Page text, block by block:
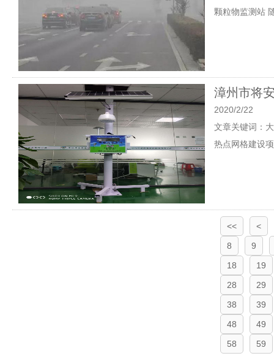
颗粒物监测站
漳州市将
2020/2/22
文章关键词：
热点网格建设
<<
<
8
9
18
19
28
29
38
39
48
49
58
59